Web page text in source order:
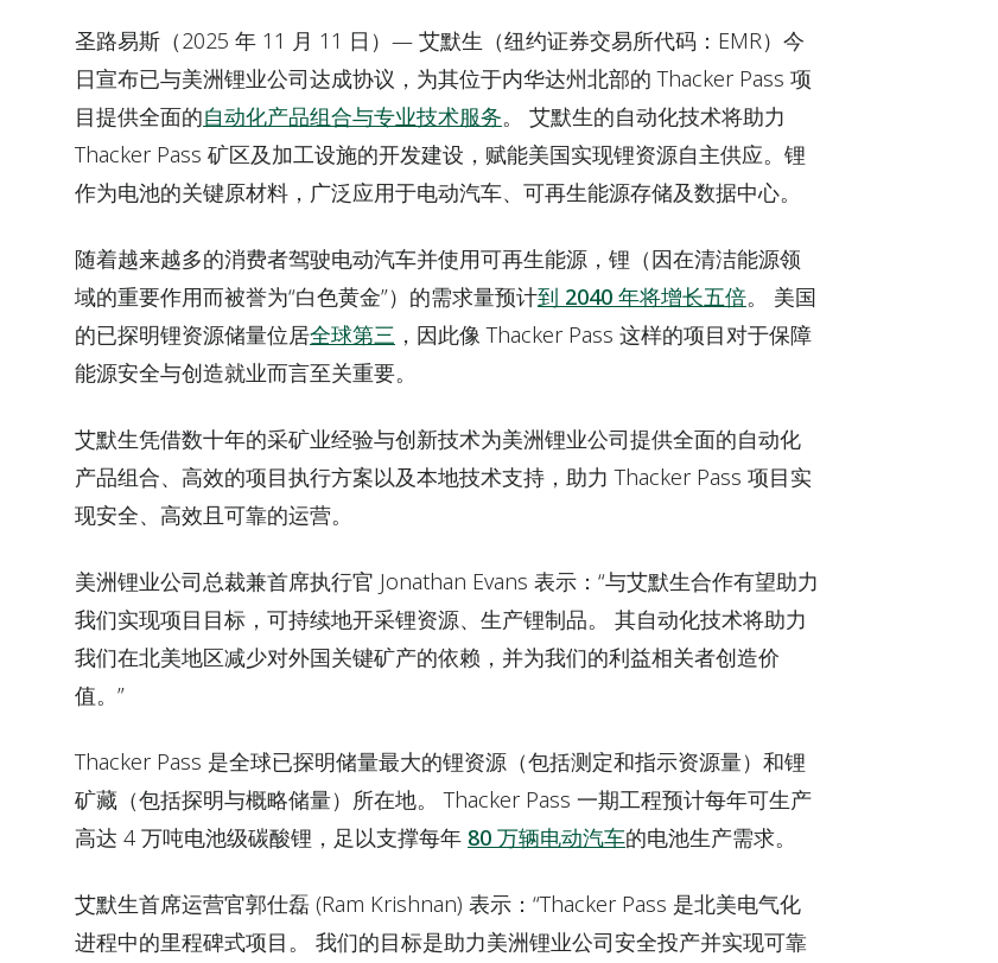
圣路易斯（2025 年 11 月 11 日）— 艾默生（纽约证券交易所代码：EMR）今
日宣布已与美洲锂业公司达成协议，为其位于内华达州北部的 Thacker Pass 项
目提供全面的自动化产品组合与专业技术服务。 艾默生的自动化技术将助力
Thacker Pass 矿区及加工设施的开发建设，赋能美国实现锂资源自主供应。锂
作为电池的关键原材料，广泛应用于电动汽车、可再生能源存储及数据中心。
随着越来越多的消费者驾驶电动汽车并使用可再生能源，锂（因在清洁能源领
域的重要作用而被誉为“白色黄金”）的需求量预计到 2040 年将增长五倍。 美国
的已探明锂资源储量位居全球第三 ，因此像 Thacker Pass 这样的项目对于保障
能源安全与创造就业而言至关重要。
艾默生凭借数十年的采矿业经验与创新技术为美洲锂业公司提供全面的自动化
产品组合、高效的项目执行方案以及本地技术支持，助力 Thacker Pass 项目实
现安全、高效且可靠的运营。
美洲锂业公司总裁兼首席执行官 Jonathan Evans 表示：“与艾默生合作有望助力
我们实现项目目标，可持续地开采锂资源、生产锂制品。 其自动化技术将助力
我们在北美地区减少对外国关键矿产的依赖，并为我们的利益相关者创造价
值。”
Thacker Pass 是全球已探明储量最大的锂资源（包括测定和指示资源量）和锂
矿藏（包括探明与概略储量）所在地。 Thacker Pass 一期工程预计每年可生产
高达 4 万吨电池级碳酸锂，足以支撑每年 80 万辆电动汽车的电池生产需求。
艾默生首席运营官郭仕磊 (Ram Krishnan) 表示：“Thacker Pass 是北美电气化
进程中的里程碑式项目。 我们的目标是助力美洲锂业公司安全投产并实现可靠